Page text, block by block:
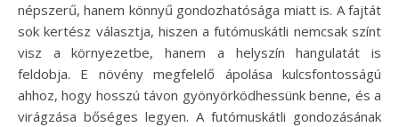
népszerű, hanem könnyű gondozhatósága miatt is. A fajtát
sok kertész választja, hiszen a futómuskátli nemcsak színt
visz a környezetbe, hanem a helyszín hangulatát is
feldobja. E növény megfelelő ápolása kulcsfontosságú
ahhoz, hogy hosszú távon gyönyörködhessünk benne, és a
virágzása bőséges legyen. A futómuskátli gondozásának